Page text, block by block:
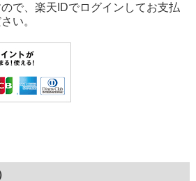
で、楽天IDでログインしてお支払
い。